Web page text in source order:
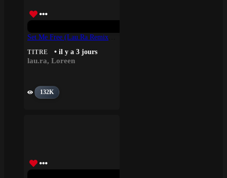
TITRE • il y a 3 jours
lau.ra, Loreen
132K